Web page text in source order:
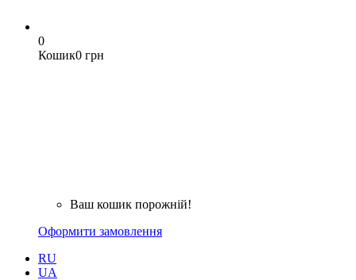
0
Кошик0 грн
Ваш кошик порожній!
Оформити замовлення
RU
UA